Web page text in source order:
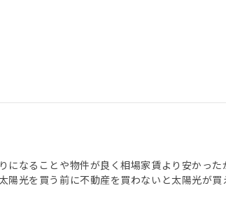
なることや物件が良く相場家賃より安かった
陽光を買う前に不動産を買わないと太陽光が買